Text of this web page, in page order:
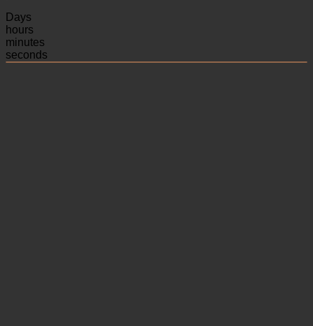
Days
hours
minutes
seconds